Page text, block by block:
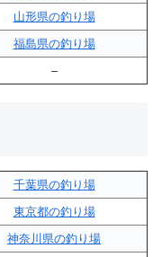
山形県の釣り場
福島県の釣り場
–
千葉県の釣り場
東京都の釣り場
神奈川県の釣り場